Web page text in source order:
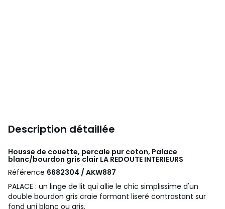
Description détaillée
Housse de couette, percale pur coton, Palace
blanc/bourdon gris clair LA REDOUTE INTERIEURS
Référence 6682304 / AKW887
PALACE : un linge de lit qui allie le chic simplissime d'un
double bourdon gris craie formant liseré contrastant sur
fond uni blanc ou gris.